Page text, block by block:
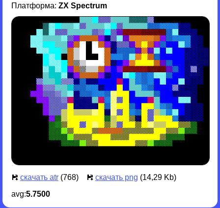
Платформа: ZX Spectrum
скачать atr (768) скачать png (14,29 Kb)
avg:5.7500